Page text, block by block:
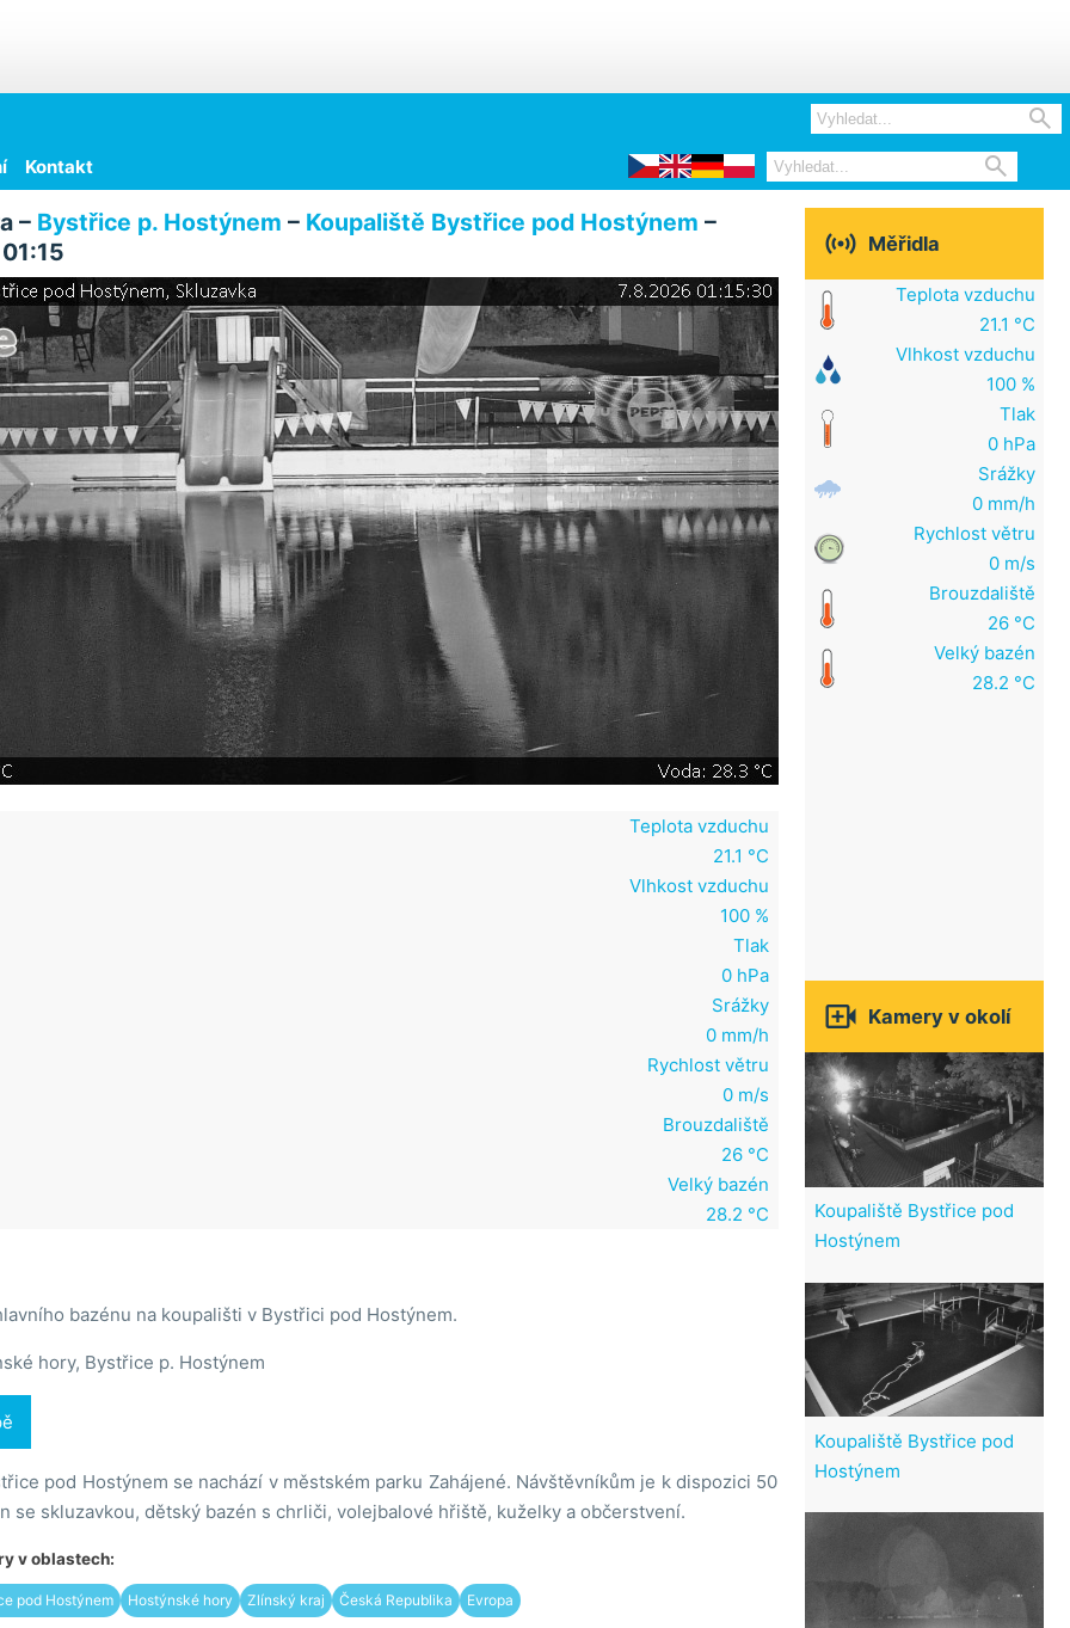

Kontakt 
– Bystřice p. Hostýnem – Koupaliště Bystřice pod Hostýnem –
Teplota vzduchu
21.1 °C
Vlhkost vzduchu
100 %
Tlak
0 hPa
Srážky
0 mm/h
Rychlost větru
0 m/s
Brouzdaliště
26 °C
Velký bazén
28.2 °C
bazénu na koupališti v Bystřici pod Hostýnem.
hory, Bystřice p. Hostýnem
pod Hostýnem se nachází v městském parku Zahájené. Návštěvníkům je k dispozici 50
se skluzavkou, dětský bazén s chrliči, volejbalové hřiště, kuželky a občerstvení.
v oblastech:
pod Hostýnem Hostýnské hory Zlínský kraj Česká Republika Evropa
 Měřidla
Teplota vzduchu
21.1 °C
Vlhkost vzduchu
100 %
Tlak
0 hPa
Srážky
0 mm/h
Rychlost větru
0 m/s
Brouzdaliště
26 °C
Velký bazén
28.2 °C
 Kamery v okolí
Koupaliště Bystřice pod
Hostýnem
Koupaliště Bystřice pod
Hostýnem